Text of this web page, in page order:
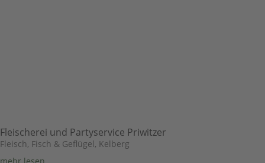
Fleischerei und Partyservice Priwitzer
Fleisch, Fisch & Geflügel, Kelberg